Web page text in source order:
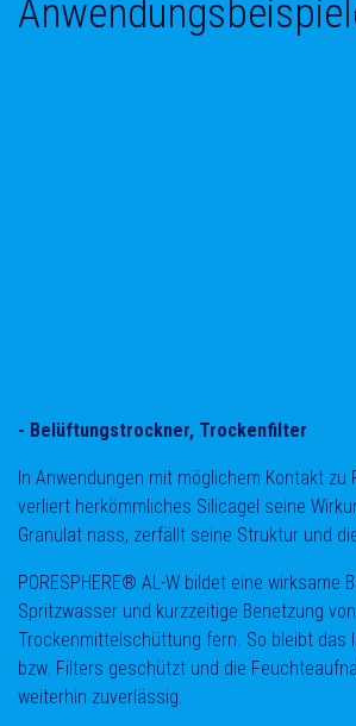
- Belüftungstrockner, Trockenfilter
In Anwendungen mit möglichem Kontakt zu
verliert herkömmliches Silicagel seine
Granulat nass, zerfällt seine Struktur und
PORESPHERE® AL-W bildet eine wirksame
Spritzwasser und kurzzeitige Benetzung
Trockenmittelschüttung fern. So bleibt das
bzw. Filters geschützt und die
weiterhin zuverlässig.